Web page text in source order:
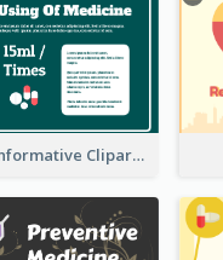
Syringe Informative Clipart